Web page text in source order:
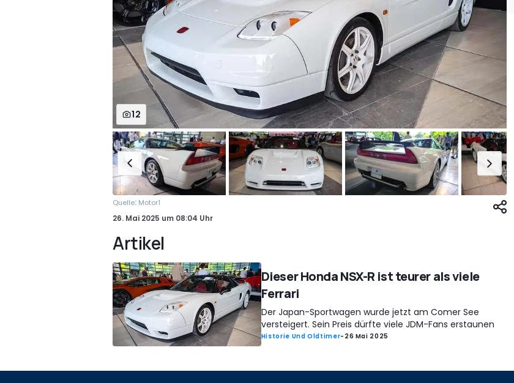
12
Quelle: Motor1
26. Mai 2025 um 08:04 Uhr
Artikel
Dieser Honda NSX-R ist teurer als viele
Ferrari
Der Japan-Sportwagen wurde jetzt am Comer See
versteigert. Sein Preis dürfte viele JDM-Fans erstaunen
Historie Und Oldtimer- 26 Mai 2025